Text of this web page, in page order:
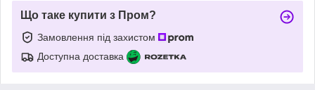
Що таке купити з Пром?
Замовлення під захистом
Доступна доставка